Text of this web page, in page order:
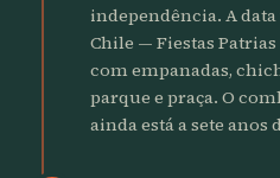
independência. A
Chile — Fiestas
com empanadas,
parque e praça. O
ainda está a sete anos